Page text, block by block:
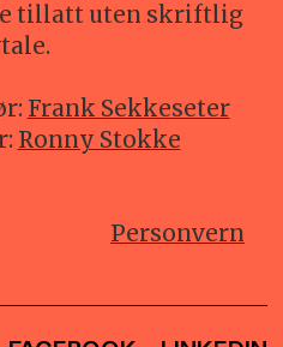
tillatt uten skriftlig
Frank Sekkeseter
Ronny Stokke
Personvern